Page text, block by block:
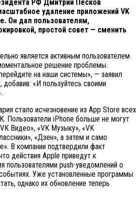
РФ Дмитрий Песков
удаление приложений VK
Он дал пользователям,
простой совет — сменить
является активным пользователем
решение проблемы.
на наши системы», — заявил
«И пользуйтесь своими
стало исчезновение из App Store всех
Пользователи iPhone больше не могут
Видео», «VK Музыку», «VK
«Дзен», а затем и само
В компании подтвердили факт
действия Apple приведут к
пользователями push-уведомлений о
Уже установленные программы
однако их обновление теперь